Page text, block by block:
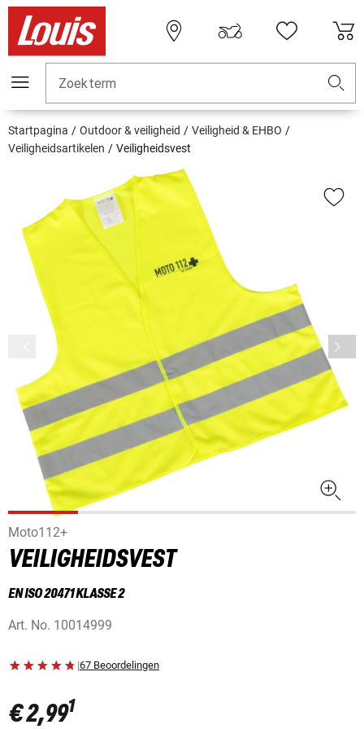
Zoekterm
Startpagina Outdoor & veiligheid
Veiligheid & EHBO
Veiligheidsartikelen
Veiligheidsvest
Moto112+
VEILIGHEIDSVEST
EN ISO 20471 KLASSE 2
Art. No. 10014999
|67 Beoordelingen
€ 2,991